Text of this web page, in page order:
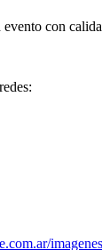
evento con